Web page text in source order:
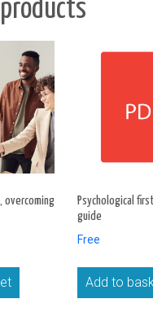
overcoming
Psychological
guide
Free
Add to